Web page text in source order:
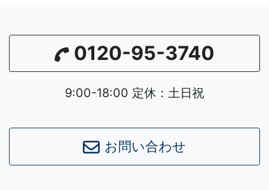
0120-95-3740
9:00-18:00 定休：土日祝
お問い合わせ